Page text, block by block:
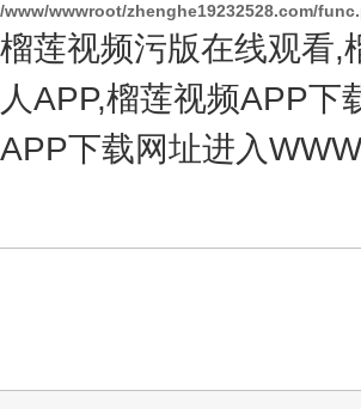
/www/wwwroot/zhenghe19232528.com/
榴莲视频污版在线观看,
人APP,榴莲视频APP下
APP下载网址进入